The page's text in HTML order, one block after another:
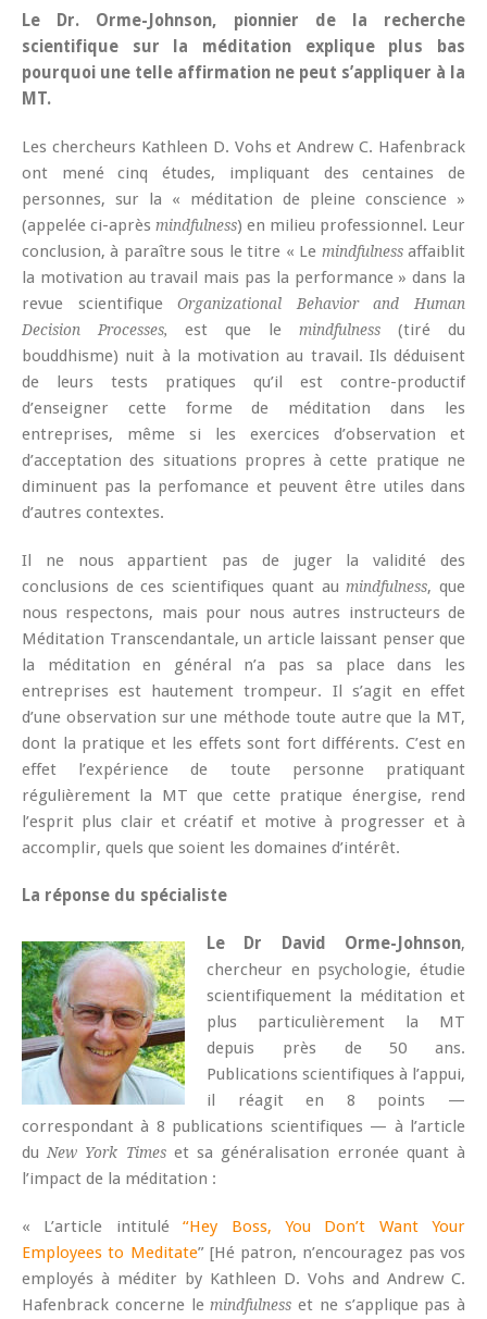
Le Dr. Orme-Johnson, pionnier de la recherche
scientifique sur la méditation explique plus bas
pourquoi une telle affirmation ne peut s’appliquer à la
MT.
Les chercheurs Kathleen D. Vohs et Andrew C. Hafenbrack
ont mené cinq études, impliquant des centaines de
personnes, sur la « méditation de pleine conscience »
(appelée ci-après mindfulness) en milieu professionnel. Leur
conclusion, à paraître sous le titre « Le mindfulnessaffaiblit
la motivation au travail mais pas la performance » dans la
revue scientifiqueOrganizational Behavior and Human
Decision Processes,
est que le mindfulness (tiré du
bouddhisme) nuit à la motivation au travail. Ils déduisent
de leurs tests pratiques qu’il est contre-productif
d’enseigner cette forme de méditation dans les
entreprises, même si les exercices d’observation et
d’acceptation des situations propres à cette pratique ne
diminuent pas la perfomance et peuvent être utiles dans
d’autres contextes.
Il ne nous appartient pas de juger la validité des
conclusions de ces scientifiques quant au mindfulness, que
nous respectons, mais pour nous autres instructeurs de
Méditation Transcendantale, un article laissant penser que
la méditation en général n’a pas sa place dans les
entreprises est hautement trompeur. Il s’agit en effet
d’une observation sur une méthode toute autre que la MT,
dont la pratique et les effets sont fort différents. C’est en
effet l’expérience de toute personne pratiquant
régulièrement la MT que cette pratique énergise, rend
l’esprit plus clair et créatif et motive à progresser et à
accomplir, quels que soient les domaines d’intérêt.
La réponse du spécialiste
Le Dr David Orme-Johnson,
chercheur en psychologie, étudie
scientifiquement la méditation et
plus particulièrement la MT
depuis près de 50 ans.
Publications scientifiques à l’appui,
il réagit en 8 points —
correspondant à 8 publications scientifiques — à l’article
du New York Timeset sa généralisation erronée quant à
l’impact de la méditation :
« L’article intitulé“Hey Boss, You Don’t Want Your
Employees to Meditate” [Hé patron, n’encouragez pas vos
employés à méditer by Kathleen D. Vohs and Andrew C.
Hafenbrack concerne le mindfulness et ne s’applique pas à